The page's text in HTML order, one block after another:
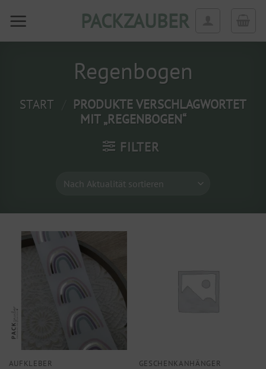
Inhalt
PACKZAUBER
Regenbogen
START
PRODUKTE VERSCHLAGWORTET
MIT „REGENBOGEN“
FILTER
AUFKLEBER GESCHENKANHÄNGER